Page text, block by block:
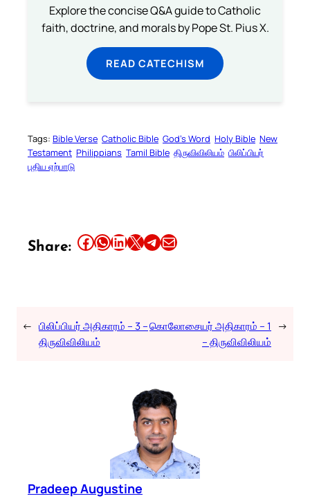
Explore the concise Q&A guide to Catholic
faith, doctrine, and morals by Pope St. Pius X.
READ CATECHISM
Tags: Bible Verse Catholic Bible God’s Word Holy Bible New
Testament Philippians Tamil Bible திருவிவிலியம் பிலிப்பியர்
புதிய ஏற்பாடு
Share: Share this article on Facebook Share this article on WhatsApp Share this article on LinkedIn Share this article on X Share this article on TelegramEmail this Article
← பிலிப்பியர் அதிகாரம் – 3 –
திருவிவிலியம்
கொலோசையர் அதிகாரம் – 1
– திருவிவிலியம்
→
Pradeep Augustine